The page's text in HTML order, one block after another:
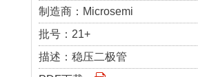
制造商： Microsemi
批号： 21+
描述： 稳压二极管